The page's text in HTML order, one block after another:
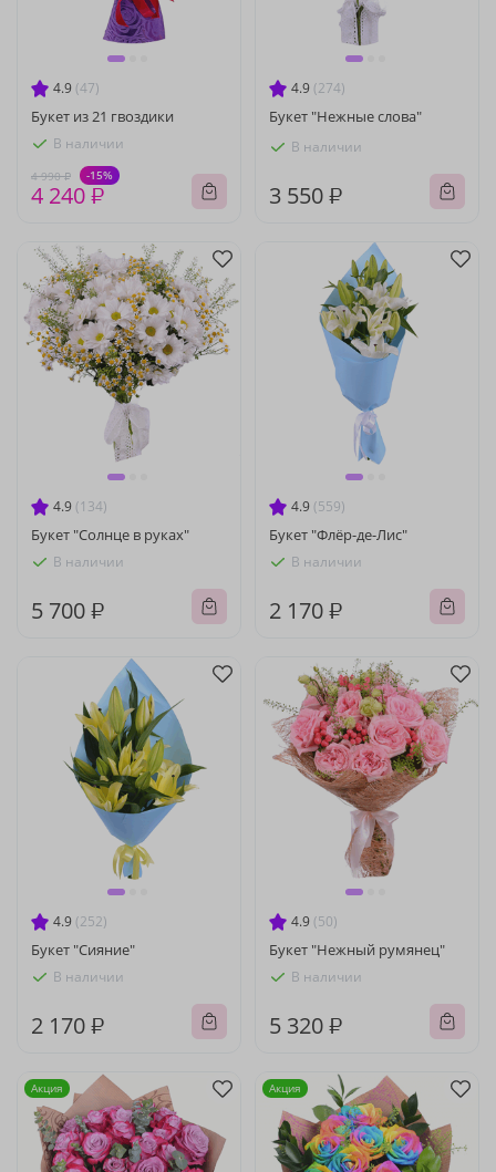
4.9 (47)
Букет из 21 гвоздики
В наличии
4 990 ₽ -15%
4 240 ₽
4.9 (274)
Букет "Нежные слова"
В наличии
3 550 ₽
4.9 (134)
Букет "Солнце в руках"
В наличии
5 700 ₽
4.9 (559)
Букет "Флёр-де-Лис"
В наличии
2 170 ₽
4.9 (252)
Букет "Сияние"
В наличии
2 170 ₽
4.9 (50)
Букет "Нежный румянец"
В наличии
5 320 ₽
Акция Акция